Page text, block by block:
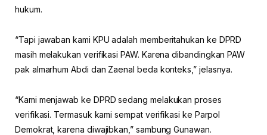
hukum.
“Tapi jawaban kami KPU adalah memberitahukan ke DPRD
masih melakukan verifikasi PAW. Karena dibandingkan PAW
pak almarhum Abdi dan Zaenal beda konteks,” jelasnya.
“Kami menjawab ke DPRD sedang melakukan proses
verifikasi. Termasuk kami sempat verifikasi ke Parpol
Demokrat, karena diwajibkan,” sambung Gunawan.